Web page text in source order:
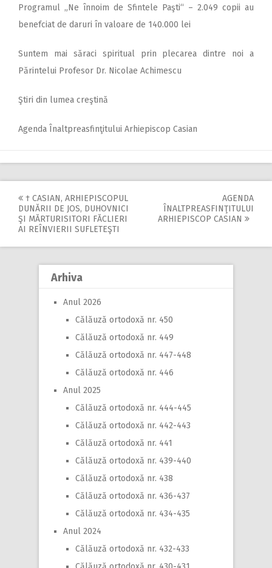
Programul „Ne înnoim de Sfintele Paşti“ – 2.049 copii au
benefciat de daruri în valoare de 140.000 lei
Suntem mai săraci spiritual prin plecarea dintre noi a
Părintelui Profesor Dr. Nicolae Achimescu
Ştiri din lumea creştină
Agenda Înaltpreasfinţitului Arhiepiscop Casian
Post
navigation
† CASIAN, ARHIEPISCOPUL
DUNĂRII DE JOS, DUHOVNICI
ŞI MĂRTURISITORI FĂCLIERI
AI REÎNVIERII SUFLETEŞTI
AGENDA
ÎNALTPREASFINŢITULUI
ARHIEPISCOP CASIAN
Arhiva
Anul 2026
Călăuză ortodoxă nr. 450
Călăuză ortodoxă nr. 449
Călăuză ortodoxă nr. 447-448
Călăuză ortodoxă nr. 446
Anul 2025
Călăuză ortodoxă nr. 444-445
Călăuză ortodoxă nr. 442-443
Călăuză ortodoxă nr. 441
Călăuză ortodoxă nr. 439-440
Călăuză ortodoxă nr. 438
Călăuză ortodoxă nr. 436-437
Călăuză ortodoxă nr. 434-435
Anul 2024
Călăuză ortodoxă nr. 432-433